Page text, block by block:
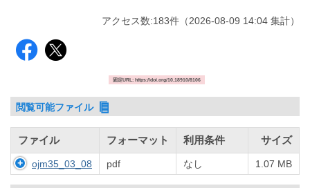
アクセス数:183件 （2026-08-09 14:04 集計）
固定URL: https://doi.org/10.18910/8106
閲覧可能ファイル
ファイル フォーマット 利用条件 サイズ
ojm35_03_08 pdf なし 1.07 MB